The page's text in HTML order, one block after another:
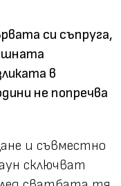
си съпруга,
в
не попречва
и съвместно
сключват